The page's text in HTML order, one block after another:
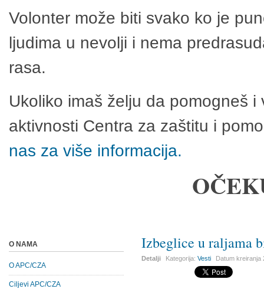
Volonter može biti svako ko je
ljudima u nevolji i nema
rasa.
Ukoliko imaš želju da pomogneš
aktivnosti Centra za zaštitu i
nas za više informacija.
Izbeglice u raljama
Detalji Kategorija:Vesti Datum kreiranja
O NAMA
O APC/CZA
Ciljevi APC/CZA